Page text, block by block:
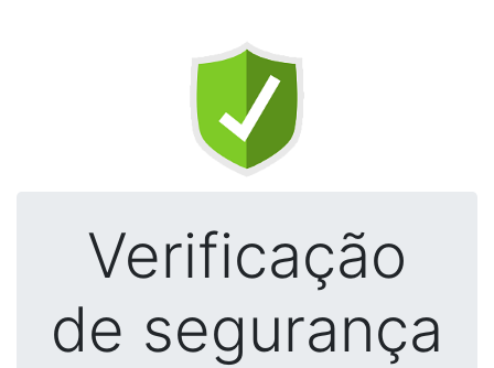
Verificação
de segurança